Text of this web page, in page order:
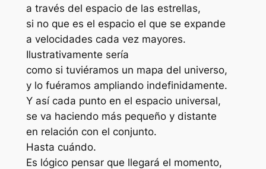
a través del espacio de las estrellas,
si no que es el espacio el que se expande
a velocidades cada vez mayores.
Ilustrativamente sería
como si tuviéramos un mapa del universo,
y lo fuéramos ampliando indefinidamente.
Y así cada punto en el espacio universal,
se va haciendo más pequeño y distante
en relación con el conjunto.
Hasta cuándo.
Es lógico pensar que llegará el momento,